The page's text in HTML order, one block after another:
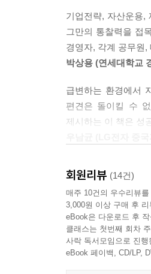
절대적으로 의존
역설하고 있다.
이제 세계화의 버블
많은 경제학자들이
때문이었다. 모든 우
왔다. 우리는 이 책
기업전략, 자산운용,
그만의 통찰력을 접
경영자, 각계 공무원
박상용 (연세대학교
급변하는 환경에서
편견은 돌이킬 수
제시하는 이 책은 성
냉철한 분석에 근거
편견에 정면으로 도
김수민 (Bain &
회원리뷰 (14건)
매주 10건의 우수리뷰
3,000원 이상 구매 후 리
eBook은 다운로드 후
클래스는 첫번째 회차
사락 독서모임으로 진
eBook 페이백, CD/LP,